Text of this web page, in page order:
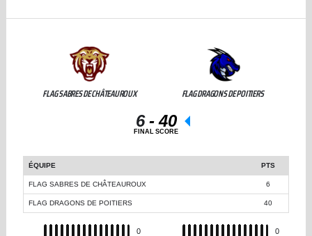
FLAG SABRES DE CHÂTEAUROUX FLAG DRAGONS DE POITIERS
6- 40
FINAL SCORE
ÉQUIPE PTS
FLAG SABRES DE CHÂTEAUROUX 6
FLAG DRAGONS DE POITIERS 40
0 0